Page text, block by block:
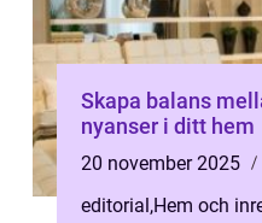
Skapa balans
nyanser i ditt hem
20 november 2025
editorial,Hem och